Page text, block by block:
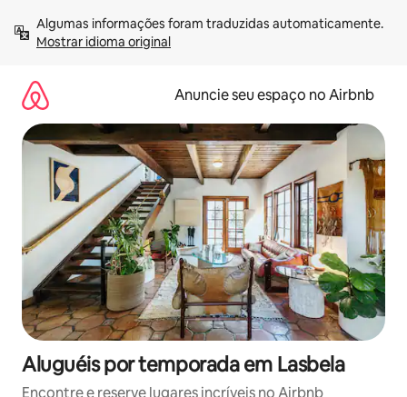
para
Mostrar idioma original
Anuncie seu espaço no Airbnb
Aluguéis por temporada em Lasbela
Encontre e reserve lugares incríveis no Airbnb